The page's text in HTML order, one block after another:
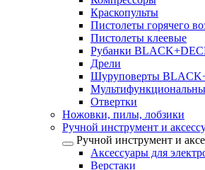
Краскопульты
Пистолеты горячего
Пистолеты клеевые
Рубанки
Дрели
Шуруповерты
Отвертки
Ножовки, пилы, лобзики
Ручной инструмент и
Ручной инструмент и
Аксессуары для
Верстаки